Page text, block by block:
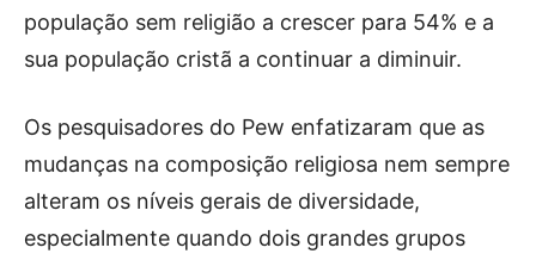
população sem religião a crescer para 54% e a
sua população cristã a continuar a diminuir.
Os pesquisadores do Pew enfatizaram que as
mudanças na composição religiosa nem sempre
alteram os níveis gerais de diversidade,
especialmente quando dois grandes grupos